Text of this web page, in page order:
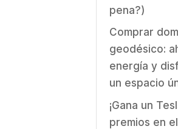
pena?)
Comprar
geodésico:
energía y
un espacio
¡Gana un
premios en